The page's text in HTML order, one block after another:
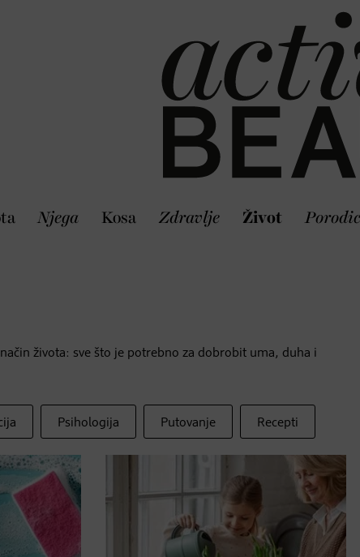
Njega Kosa Zdravlje Život
način života: sve što je potrebno za dobrobit uma, duha i
Psihologija Putovanje Recepti